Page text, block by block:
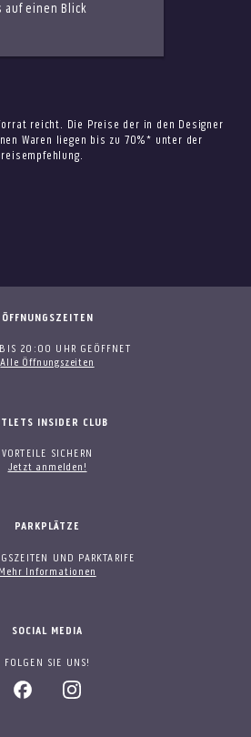
auf einen Blick
reicht. Die Preise der in den Designer
Waren liegen bis zu 70%* unter der
ÖFFNUNGSZEITEN
20:00 UHR GEÖFFNET
Alle Öffnungszeiten
INSIDER CLUB
VORTEILE SICHERN
Jetzt anmelden!
PARKPLÄTZE
UND PARKTARIFE
Mehr Informationen
SOCIAL MEDIA
FOLGEN SIE UNS!